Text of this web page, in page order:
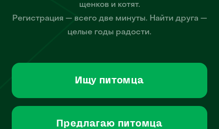
щенков и котят.
Регистрация — всего две минуты. Найти друга —
целые годы радости.
Ищу питомца
Предлагаю питомца